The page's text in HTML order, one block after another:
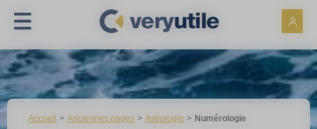
Accueil Anciennes pages Astrologie Numérologie